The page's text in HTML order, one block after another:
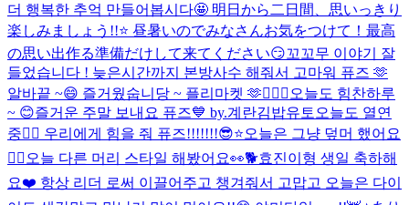
더 행복한 추억 만들어봅시다🤩 明日から二日間、思いっきり
楽しみましょう!!⭐️ 昼暑いのでみなさんお気をつけて！最高
の思い出作る準備だけして来てください😏꼬꼬무 이야기 잘
들었습니다 ! 늦은시간까지 본방사수 해줘서 고마워 퓨즈 🫶
알바끝 ~😄 즐거웠숩니당 ~ 플리마켓 🫶👨‍❤️‍👨 오늘도 힘찬하루
~ 😊즐거운 주말 보내요 퓨즈💙 by.계란김밥유토 오늘도 열연
중❤️‍🔥 우리에게 힘을 줘 퓨즈!!!!!!!😎⭐️오늘은 그냥 덮머 했어요
✌🏻 오늘 다른 머리 스타일 해봤어요👀🐕효진이형 생일 축하해
요❤️ 항상 리더 로써 이끌어주고 챙겨줘서 고맙고 오늘은 다이